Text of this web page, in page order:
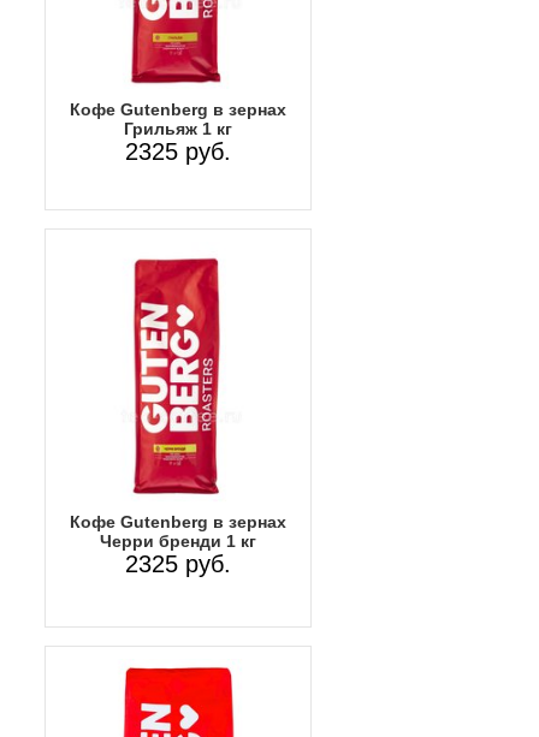
Кофе Gutenberg в зернах
Грильяж 1 кг
2325 руб.
Кофе Gutenberg в зернах
Черри бренди 1 кг
2325 руб.